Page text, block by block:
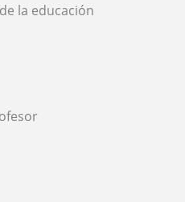
la educación